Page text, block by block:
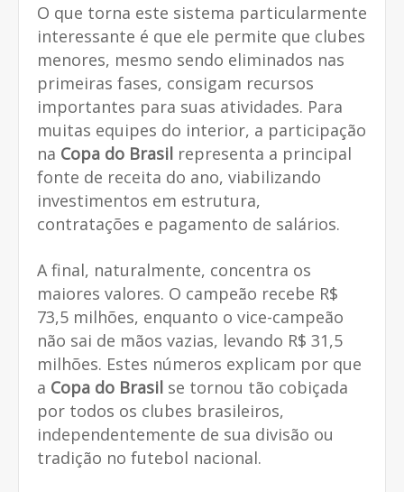
O que torna este sistema particularmente
interessante é que ele permite que clubes
menores, mesmo sendo eliminados nas
primeiras fases, consigam recursos
importantes para suas atividades. Para
muitas equipes do interior, a participação
na Copa do Brasil representa a principal
fonte de receita do ano, viabilizando
investimentos em estrutura,
contratações e pagamento de salários.
A final, naturalmente, concentra os
maiores valores. O campeão recebe R$
73,5 milhões, enquanto o vice-campeão
não sai de mãos vazias, levando R$ 31,5
milhões. Estes números explicam por que
a Copa do Brasil se tornou tão cobiçada
por todos os clubes brasileiros,
independentemente de sua divisão ou
tradição no futebol nacional.